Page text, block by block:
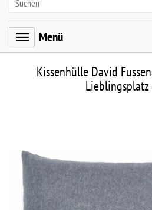
Menü
Kissenhülle David
Lieblingsplatz